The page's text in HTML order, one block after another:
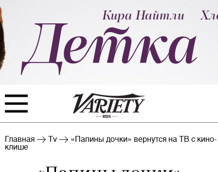
FILM TV
Главная Tv
«Папины дочки» вернутся на ТВ с кино-
клише